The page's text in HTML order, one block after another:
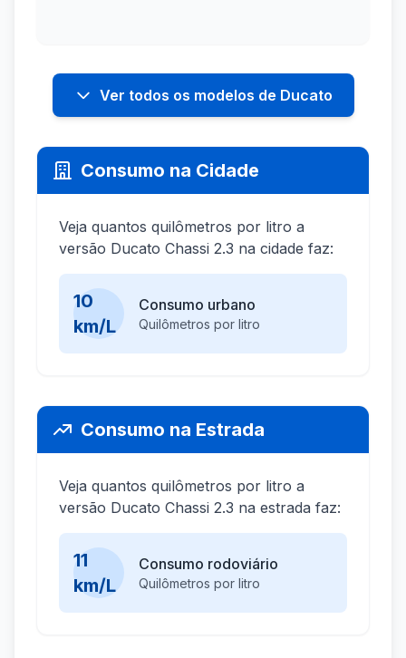
Ver todos os modelos de Ducato
Consumo na Cidade
Veja quantos quilômetros por litro a
versão Ducato Chassi 2.3 na cidade faz:
10
km/L
Consumo urbano
Quilômetros por litro
Consumo na Estrada
Veja quantos quilômetros por litro a
versão Ducato Chassi 2.3 na estrada faz:
11
km/L
Consumo rodoviário
Quilômetros por litro